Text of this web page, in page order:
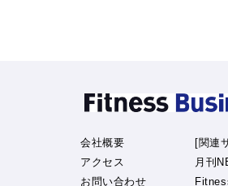
会社概要
アクセス
お問い合わせ
[関連
月刊